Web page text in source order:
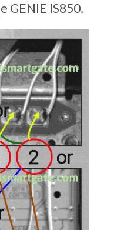
GENIE IS850.